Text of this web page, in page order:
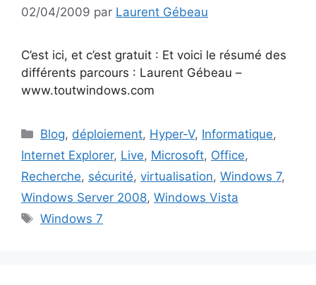
02/04/2009 par Laurent Gébeau
C’est ici, et c’est gratuit : Et voici le résumé des
différents parcours : Laurent Gébeau –
www.toutwindows.com
Catégories
Blog, déploiement, Hyper-V, Informatique,
Internet Explorer, Live, Microsoft, Office,
Recherche, sécurité, virtualisation, Windows 7,
Windows Server 2008, Windows Vista
Étiquettes
Windows 7